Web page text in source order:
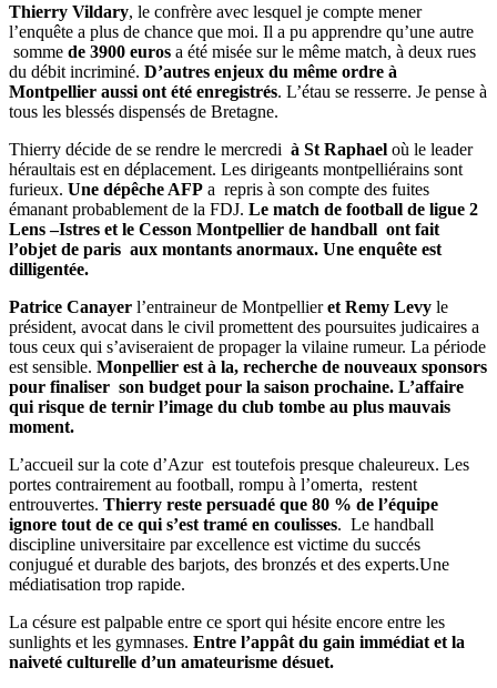
Thierry Vildary, le confrère avec lesquel je compte mener
l’enquête a plus de chance que moi. Il a pu apprendre qu’une autre
somme de 3900 euros a été misée sur le même match, à deux rues
du débit incriminé. D’autres enjeux du même ordre à
Montpellier aussi ont été enregistrés. L’étau se resserre. Je pense à
tous les blessés dispensés de Bretagne.
Thierry décide de se rendre le mercredi à St Raphael où le leader
héraultais est en déplacement. Les dirigeants montpelliérains sont
furieux. Une dépêche AFP a repris à son compte des fuites
émanant probablement de la FDJ. Le match de football de ligue 2
Lens –Istres et le Cesson Montpellier de handball ont fait
l’objet de paris aux montants anormaux. Une enquête est
dilligentée.
Patrice Canayer l’entraineur de Montpellieret Remy Levy le
président, avocat dans le civil promettent des poursuites judicaires a
tous ceux qui s’aviseraient de propager la vilaine rumeur. La période
est sensible. Monpellier est à la, recherche de nouveaux sponsors
pour finaliser son budget pour la saison prochaine. L’affaire
qui risque de ternir l’image du club tombe au plus mauvais
moment.
L’accueil sur la cote d’Azur est toutefois presque chaleureux. Les
portes contrairement au football, rompu à l’omerta, restent
entrouvertes. Thierry reste persuadé que 80 % de l’équipe
ignore tout de ce qui s’est tramé en coulisses. Le handball
discipline universitaire par excellence est victime du succés
conjugué et durable des barjots, des bronzés et des experts.Une
médiatisation trop rapide.
La césure est palpable entre ce sport qui hésite encore entre les
sunlights et les gymnases. Entre l’appât du gain immédiat et la
naiveté culturelle d’un amateurisme désuet.